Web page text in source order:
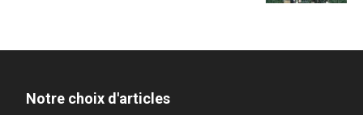
Notre choix d'articles